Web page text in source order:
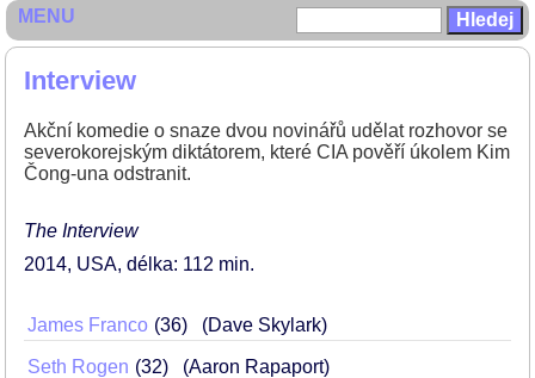
Interview
Akční komedie o snaze dvou novinářů udělat rozhovor se
severokorejským diktátorem, které CIA pověří úkolem Kim
Čong-una odstranit.
The Interview
2014 USA délka: 112 min
James Franco 36 (Dave Skylark)
Seth Rogen 32 (Aaron Rapaport)
MENU